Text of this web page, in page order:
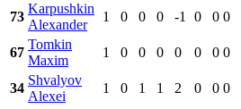
73
Karpushkin
Alexander
1 0 0 0 -1 0 0 0
67
Tomkin
Maxim
1 0 0 0 0 0 0 0
34
Shvalyov
Alexei
1 0 1 1 2 0 0 0